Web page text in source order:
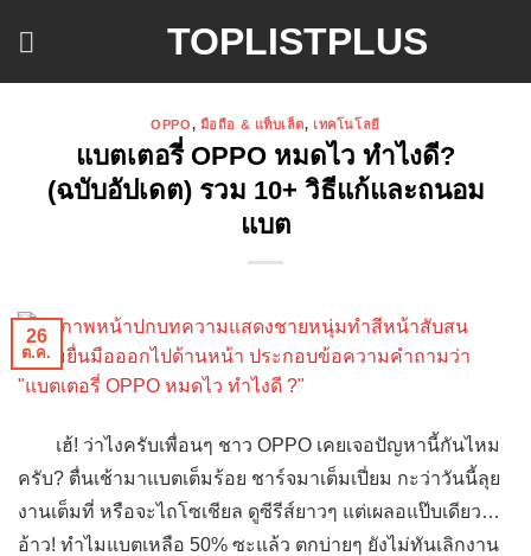
TOPLISTPLUS
OPPO, มือถือ & แท็บเล็ต, เทคโนโลยี
แบตเตอรี่ OPPO หมดไว ทำไงดี?
(ฉบับอัปเดต) รวม 10+ วิธีแก้และถนอม
แบต
26
ต.ค.
เฮ้! ว่าไงครับเพื่อนๆ ชาว OPPO เคยเจอปัญหานี้กันไหม
ครับ? ตื่นเช้ามาแบตเต็มร้อย ชาร์จมาเต็มเปี่ยม กะว่าวันนี้ลุย
งานเต็มที่ หรือจะไถโซเชียล ดูซีรีส์ยาวๆ แต่เผลอแป๊บเดียว…
อ้าว! ทำไมแบตเหลือ 50% ซะแล้ว ตกบ่ายๆ ยังไม่ทันเลิกงาน